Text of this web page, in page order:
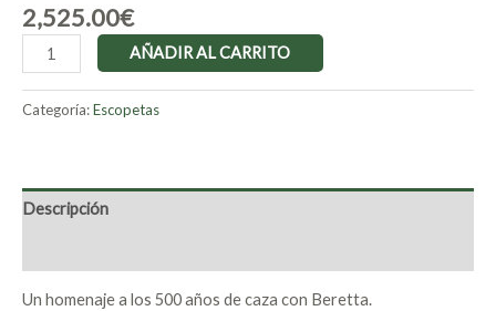
2,525.00€
AÑADIR AL CARRITO
Categoría:Escopetas
Descripción
Un homenaje a los 500 años de caza con Beretta.